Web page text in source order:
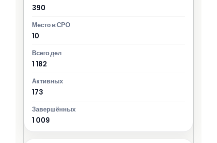
390
10
1 182
173
1 009